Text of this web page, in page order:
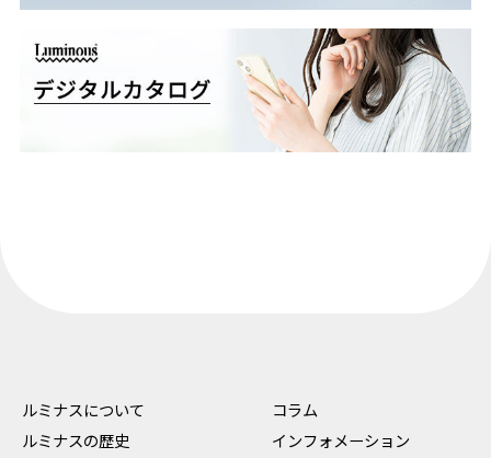
ルミナスについて
ルミナスの歴史
コラム
インフォメーション